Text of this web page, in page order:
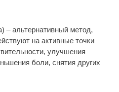
– альтернативный метод,
на активные точки
улучшения
боли, снятия других